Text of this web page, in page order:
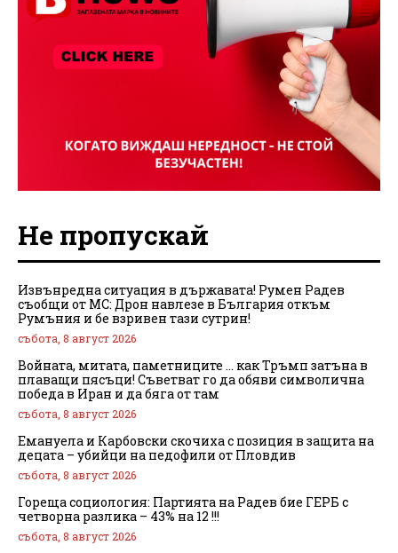
Не пропускай
Извънредна ситуация в държавата! Румен Радев
съобщи от МС: Дрон навлезе в България откъм
Румъния и бе взривен тази сутрин!
събота, 8 август 2026
Войната, митата, паметниците … как Тръмп затъна в
плаващи пясъци! Съветват го да обяви символична
победа в Иран и да бяга от там
събота, 8 август 2026
Емануела и Карбовски скочиха с позиция в защита на
децата – убийци на педофили от Пловдив
събота, 8 август 2026
Гореща социология: Партията на Радев бие ГЕРБ с
четворна разлика – 43% на 12 !!!
събота, 8 август 2026